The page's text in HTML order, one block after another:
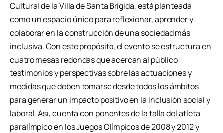
Cultural de la Villa de Santa Brígida, está planteada
como un espacio único para reflexionar, aprender y
colaborar en la construcción de una sociedad más
inclusiva. Con este propósito, el evento se estructura en
cuatro mesas redondas que acercan al público
testimonios y perspectivas sobre las actuaciones y
medidas que deben tomarse desde todos los ámbitos
para generar un impacto positivo en la inclusión social y
laboral. Así, cuenta con ponentes de la talla del atleta
paralímpico en los Juegos Olímpicos de 2008 y 2012 y